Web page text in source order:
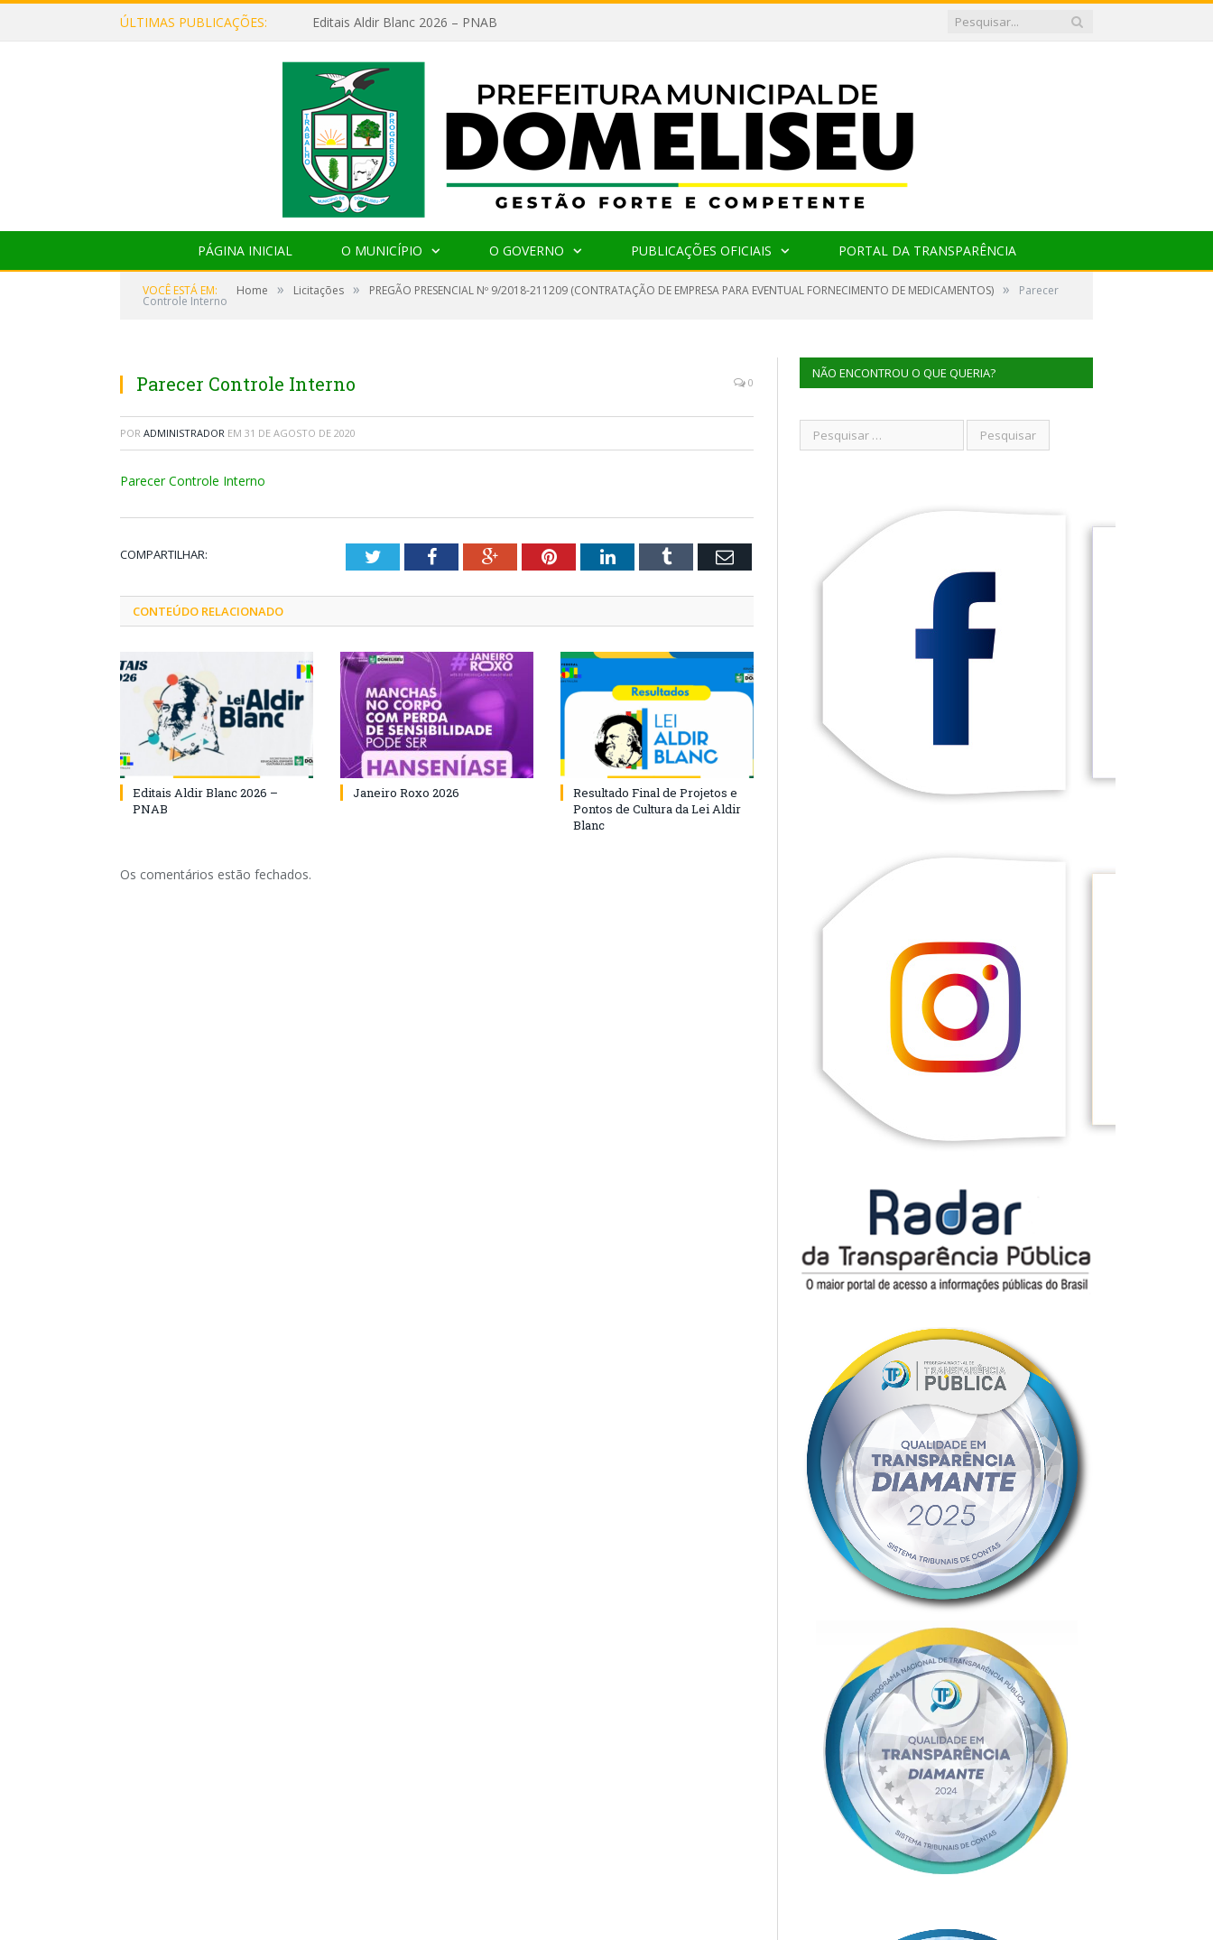
ÚLTIMAS PUBLICAÇÕES: Editais Aldir Blanc 2026 – PNAB
PÁGINA INICIAL O MUNICÍPIO O GOVERNO PUBLICAÇÕES OFICIAIS PORTAL DA TRANSPARÊNCIA
VOCÊ ESTÁ EM: Home » Licitações » PREGÃO PRESENCIAL Nº 9/2018-211209 (CONTRATAÇÃO DE EMPRESA PARA EVENTUAL FORNECIMENTO DE MEDICAMENTOS) » Parecer
Controle Interno
Parecer Controle Interno 0
POR ADMINISTRADOR EM 31 DE AGOSTO DE 2020
Parecer Controle Interno
COMPARTILHAR: TwitterFacebookGoogle+PinterestLinkedInTumblr Email
CONTEÚDO RELACIONADO
Editais Aldir Blanc 2026 –
PNAB
Janeiro Roxo 2026
Resultado Final de Projetos e
Pontos de Cultura da Lei Aldir
Blanc
Os comentários estão fechados.
NÃO ENCONTROU O QUE QUERIA?